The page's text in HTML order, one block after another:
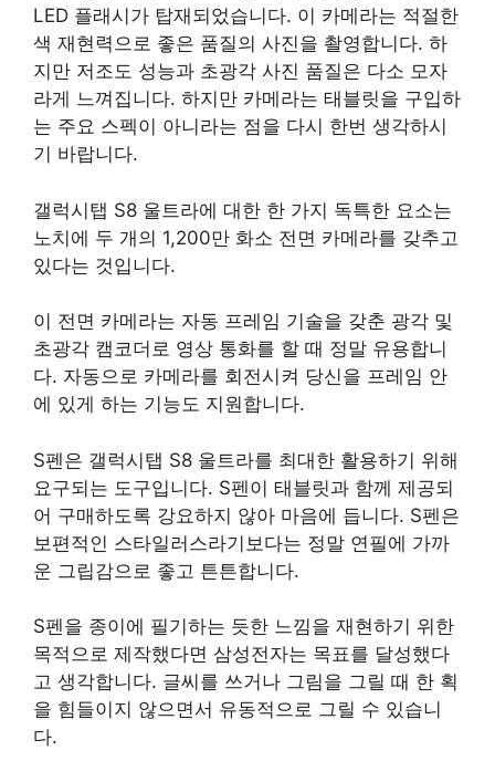
LED 플래시가 탑재되었습니다. 이 카메라는 적절한
색 재현력으로 좋은 품질의 사진을 촬영합니다. 하
지만 저조도 성능과 초광각 사진 품질은 다소 모자
라게 느껴집니다. 하지만 카메라는 태블릿을 구입하
는 주요 스펙이 아니라는 점을 다시 한번 생각하시
기 바랍니다.
갤럭시탭 S8 울트라에 대한 한 가지 독특한 요소는
노치에 두 개의 1,200만 화소 전면 카메라를 갖추고
있다는 것입니다.
이 전면 카메라는 자동 프레임 기술을 갖춘 광각 및
초광각 캠코더로 영상 통화를 할 때 정말 유용합니
다. 자동으로 카메라를 회전시켜 당신을 프레임 안
에 있게 하는 기능도 지원합니다.
S펜은 갤럭시탭 S8 울트라를 최대한 활용하기 위해
요구되는 도구입니다. S펜이 태블릿과 함께 제공되
어 구매하도록 강요하지 않아 마음에 듭니다. S펜은
보편적인 스타일러스라기보다는 정말 연필에 가까
운 그립감으로 좋고 튼튼합니다.
S펜을 종이에 필기하는 듯한 느낌을 재현하기 위한
목적으로 제작했다면 삼성전자는 목표를 달성했다
고 생각합니다. 글씨를 쓰거나 그림을 그릴 때 한 획
을 힘들이지 않으면서 유동적으로 그릴 수 있습니
다.